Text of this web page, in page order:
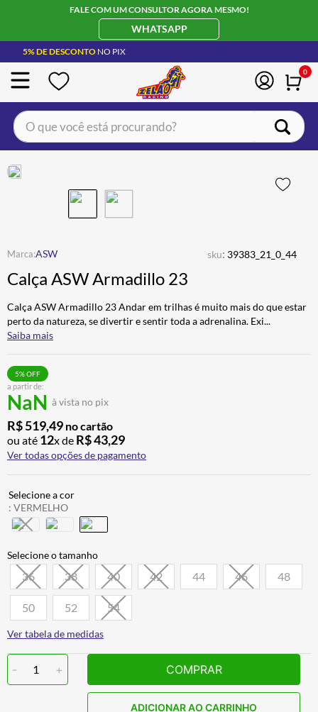
FALE COM UM CONSULTOR AGORA MESMO!
WHATSAPP
5% DE DESCONTO NO PIX
0
O que você está procurando?
ASW sku: 39383_21_0_44
Calça ASW Armadillo 23
Calça ASW Armadillo 23 Andar em trilhas é muito mais do que estar
perto da natureza, se divertir e sentir toda a adrenalina. Exi...
Saiba mais
a partir de:
NaN à vista no pix
5% OFF
R$519,49 no cartão
ou até 12x de R$43,29
Ver todas opções de pagamento
: VERMELHO
36 38 40 42 44 46 48
50 52 54
Ver tabela de medidas
- 1 + COMPRAR
ADICIONAR AO CARRINHO
BOTA
4º ÓCULOS SOLAR
5º LUVA
6 º BAU
7º ALPINESTAR
8º AIROH
9º
10º BOTAS